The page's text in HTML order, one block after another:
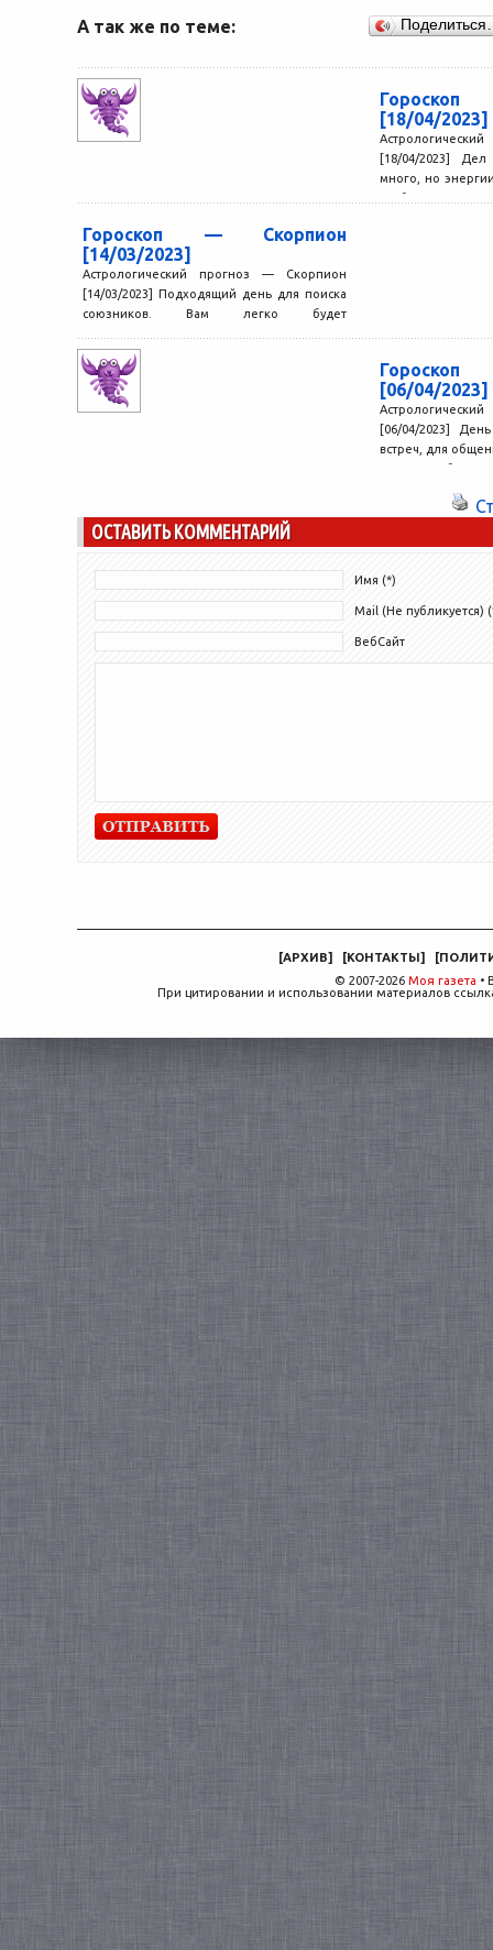
А так же по теме:
[18/04/2023]
[18/04/2023]
много, но
чтобы
Гороскоп — Скорпион
[14/03/2023]
Астрологический прогноз — Скорпион
[14/03/2023] Подходящий день для поиска
союзников. Вам легко будет
знакомых. Те, кто...
[06/04/2023]
[06/04/2023]
встреч, для
вы хотели бы
ОСТАВИТЬ КОММЕНТАРИЙ
Имя (*)
Mail (Не публикуется)
ВебСайт
[АРХИВ] [КОНТАКТЫ] [
© 2007-2026 Моя газета •
При цитировании и использовании материалов